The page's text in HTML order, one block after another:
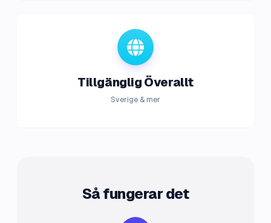
Tillgänglig Överallt
Sverige & mer
Så fungerar det